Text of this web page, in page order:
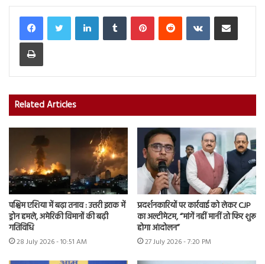
LinkedInTumblr PinterestReddit VKontakteShare via Email
Print
Related Articles
पश्चिम एशिया में बढ़ा तनाव : उत्तरी इराक में
ड्रोन हमले, अमेरिकी विमानों की बढ़ी
गतिविधि
28 July 2026 - 10:51 AM
प्रदर्शनकारियों पर कार्रवाई को लेकर CJP
का अल्टीमेटम, “मांगें नहीं मानीं तो फिर शुरू
होगा आंदोलन”
27 July 2026 - 7:20 PM